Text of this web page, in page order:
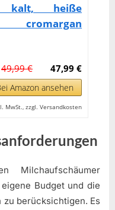
kalt, heiße
cromargan
47,99 €
49,99 €
Amazon ansehen
MwSt., zzgl. Versandkosten
Budget und die
berücksichtigen. Es